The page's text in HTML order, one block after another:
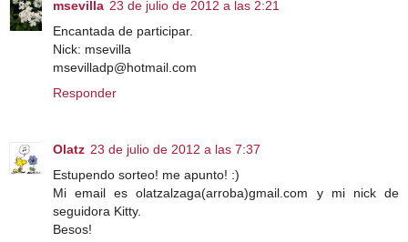
msevilla 23 de julio de 2012 a las 2:21
Encantada de participar.
Nick: msevilla
msevilladp@hotmail.com
Responder
Olatz 23 de julio de 2012 a las 7:37
Estupendo sorteo! me apunto! :)
Mi email es olatzalzaga(arroba)gmail.com y mi nick de
seguidora Kitty.
Besos!